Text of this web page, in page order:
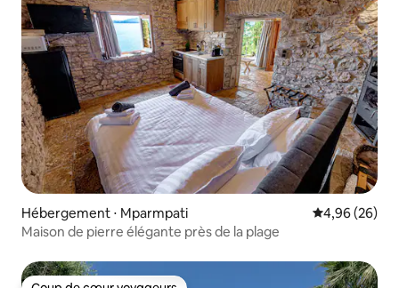
Hébergement ⋅ Mparmpati Évaluation
4,96 (26)
Maison de pierre élégante près de la plage